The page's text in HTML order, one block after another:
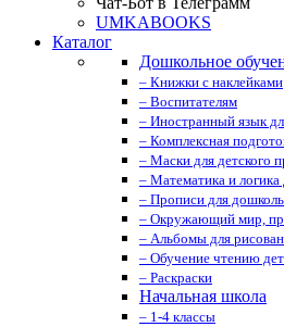
UMKABOOKS
Каталог
Дошкольное
– Книжки с наклейками
– Воспитателям
– Иностранный язык
– Комплексная
– Маски для детского
– Математика и
– Прописи для
– Окружающий мир,
– Альбомы для
– Обучение чтению
– Раскраски
Начальная школа
– 1-4 классы